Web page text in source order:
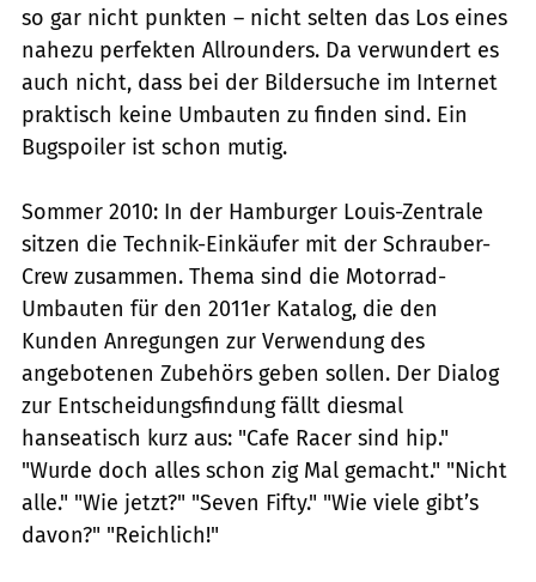
so gar nicht punkten – nicht selten das Los eines
nahezu perfekten Allrounders. Da verwundert es
auch nicht, dass bei der Bildersuche im Internet
praktisch keine Umbauten zu finden sind. Ein
Bugspoiler ist schon mutig.
Sommer 2010: In der Hamburger Louis-Zentrale
sitzen die Technik-Einkäufer mit der Schrauber-
Crew zusammen. Thema sind die Motorrad-
Umbauten für den 2011er Katalog, die den
Kunden Anregungen zur Verwendung des
angebotenen Zubehörs geben sollen. Der Dialog
zur Entscheidungsfindung fällt diesmal
hanseatisch kurz aus: "Cafe Racer sind hip."
"Wurde doch alles schon zig Mal gemacht." "Nicht
alle." "Wie jetzt?" "Seven Fifty." "Wie viele gibt’s
davon?" "Reichlich!"